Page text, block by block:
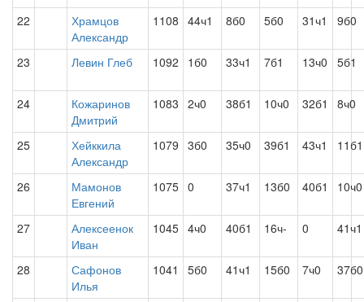
22
Храмцов
Александр
1108 44ч1 8б0 5б0 31ч1 9б0
23 Левин Глеб 1092 1б0 33ч1 7б1 13ч0 5б1
24
Кожаринов
Дмитрий
1083 2ч0 38б1 10ч0 32б1 8ч0
25
Хейккила
Александр
1079 3б0 35ч0 39б1 43ч1 11б1
26
Мамонов
Евгений
1075 0 37ч1 13б0 40б1 10ч0
27
Алексеенок
Иван
1045 4ч0 40б1 16ч- 0 41ч1
28
Сафонов
Илья
1041 5б0 41ч1 15б0 7ч0 37б0